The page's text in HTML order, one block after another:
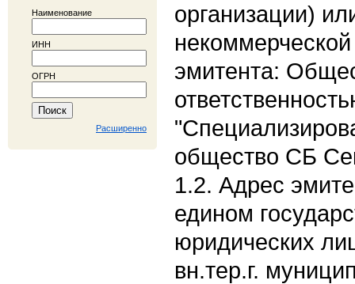
Наименование
ИНН
ОГРН
Расширенно
организации)
эмитента:
общество СБ
1.2. Адрес
едином
юридических
вн.тер.г.